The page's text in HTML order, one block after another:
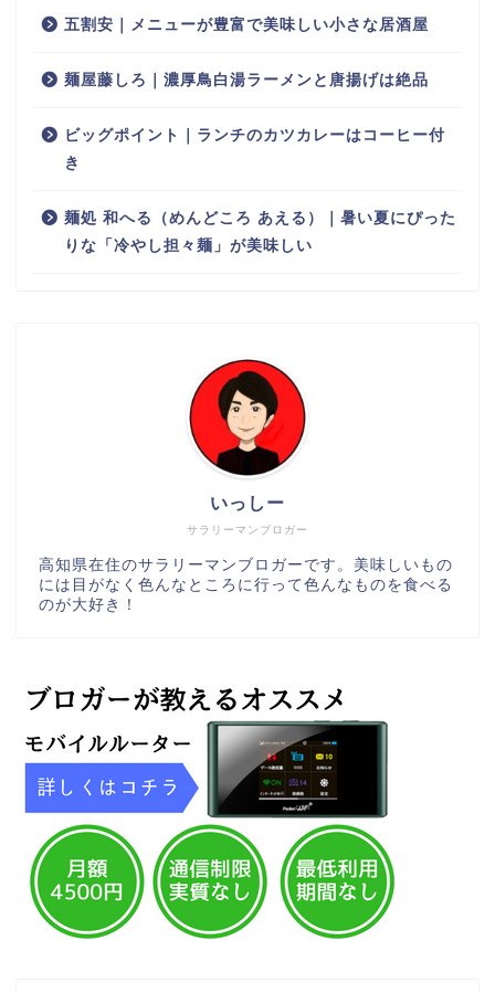
五割安｜メニューが豊富で美味しい小さな居酒屋
麺屋藤しろ｜濃厚鳥白湯ラーメンと唐揚げは絶品
ビッグポイント｜ランチのカツカレーはコーヒー付
き
麺処 和へる（めんどころ あえる）｜暑い夏にぴった
りな「冷やし担々麺」が美味しい
サラリーマンブロガー
いっしー
高知県在住のサラリーマンブロガーです。美味しいもの
には目がなく色んなところに行って色んなものを食べる
のが大好き！